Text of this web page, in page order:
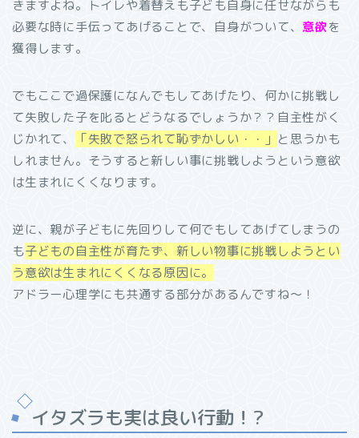
きますよね。トイレや着替えも子ども自身に任せながらも
必要な時に手伝ってあげることで、自身がついて、 意欲を
獲得します。
でもここで過保護になんでもしてあげたり、何かに挑戦し
て失敗した子を叱るとどうなるでしょうか？？自主性がく
じかれて、
「失敗で怒られて恥ずかしい・・」 と思うかも
しれません。そうすると新しい事に挑戦しようという意欲
は生まれにくくなります。
逆に、親が子どもに先回りして何でもしてあげてしまうの
も子どもの自主性が育たず、新しい物事に挑戦しようとい
う意欲は生まれにくくなる原因に。
アドラー心理学にも共通する部分があるんですね～！
イタズラも実は良い行動！?